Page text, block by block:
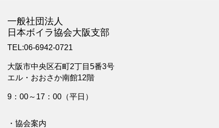
一般社団法人
日本ボイラ協会大阪支部
TEL:06-6942-0721
大阪市中央区石町2丁目5番3号
エル・おおさか南館12階
9：00～17：00（平日）
・協会案内